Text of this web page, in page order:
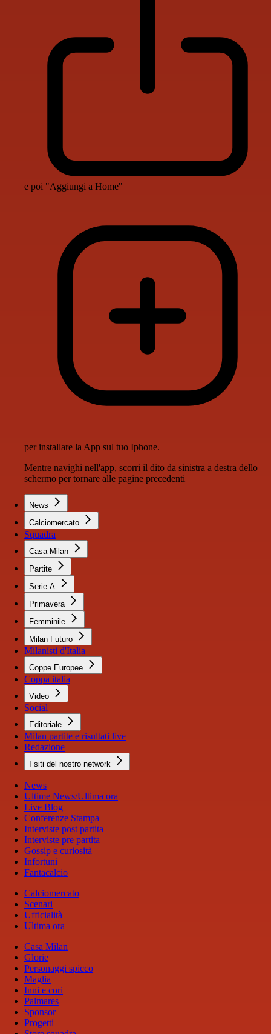
e poi "Aggiungi a Home"
per installare la App sul tuo Iphone.
Mentre navighi nell'app, scorri il dito da sinistra a destra dello
schermo per tornare alle pagine precedenti
News
Calciomercato
Squadra
Casa Milan
Partite
Serie A
Primavera
Femminile
Milan Futuro
Milanisti d'Italia
Coppe Europee
Coppa italia
Video
Social
Editoriale
Milan partite e risultati live
Redazione
I siti del nostro network
News
Ultime News/Ultima ora
Live Blog
Conferenze Stampa
Interviste post partita
Interviste pre partita
Gossip e curiosità
Infortuni
Fantacalcio
Calciomercato
Scenari
Ufficialità
Ultima ora
Casa Milan
Glorie
Personaggi spicco
Maglia
Inni e cori
Palmares
Sponsor
Progetti